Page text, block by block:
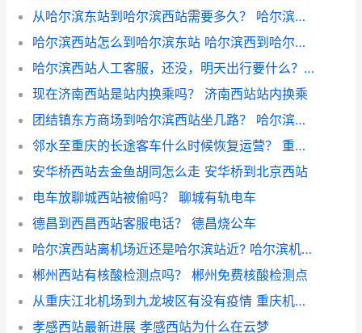
从哈尔滨东站到哈尔滨西站需要多久？ 哈尔滨东到哈尔滨西
哈尔滨西站怎么到哈尔滨东站 哈尔滨西到哈尔滨东打车
哈尔滨西站人工客服，还没，明天出行要什么？ 哈尔滨疫情防控中心电话
现在济南西站是站内换乘吗？ 济南西站站内换乘
团结镇东方商场到哈尔滨西站坐几路？ 哈尔滨西站附近商场
邻水至重庆的长途客车什么时候恢复运营？ 重庆西站到邻水的客车
安华桥西站去金鱼胡同怎么走 安华桥到北京西站
电车放聊城西站被偷吗？ 聊城有轨电车
德昌到西昌西站客服电话？ 德昌烧公车
哈尔滨西站离机场近还是哈尔滨站近? 哈尔滨机场打车到西站
郴州西站有核酸检测点吗？ 郴州免费核酸检测点
从重庆江北机场到九龙坡区有没有疫情 重庆机场到重庆西站有多远
孝感西站最新进展 孝感西站为什么在云梦